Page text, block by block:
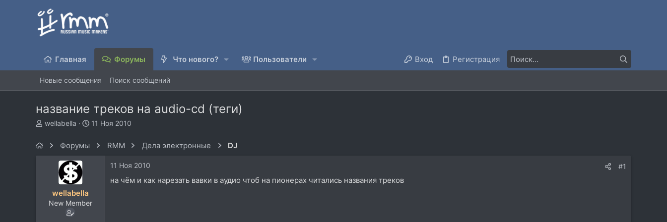
Главная Форумы Что нового? Пользователи Вход Регистрация
Новые сообщения Поиск сообщений
название треков на audio-cd (теги)
А
wellabella
Д
а
11 Ноя 2010
Форумы RMM Дела электронные DJ
wellabella
New Member
11 Ноя 2010 #1
на чём и как нарезать вавки в аудио чтоб на пионерах читались названия треков